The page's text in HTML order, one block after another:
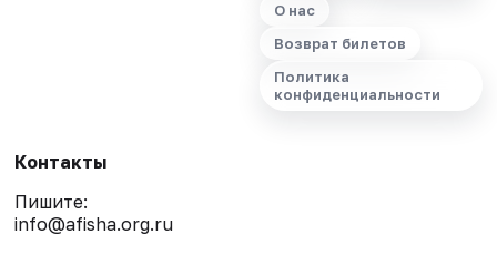
О нас
Возврат билетов
Политика
конфиденциальности
Контакты
Пишите:
info@afisha.org.ru